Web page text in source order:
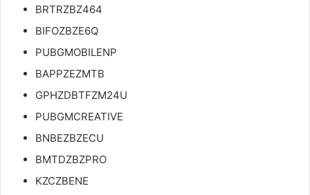
BRTRZBZ464
BIFOZBZE6Q
PUBGMOBILENP
BAPPZEZMTB
GPHZDBTFZM24U
PUBGMCREATIVE
BNBEZBZECU
BMTDZBZPRO
KZCZBENE